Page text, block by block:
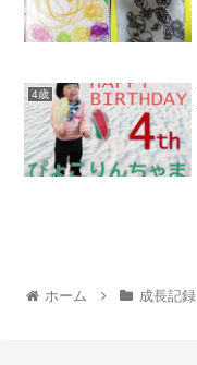
4歳
ホーム 成長記録